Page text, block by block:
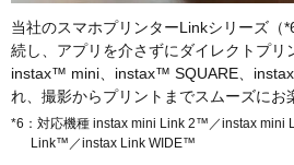
当社のスマホプリンターLinkシリーズ（
続し、アプリを介さずにダイレクトプリ
instax™ mini、instax™ SQUARE、
れ、撮影からプリントまでスムーズにお
*6：対応機種 instax mini Link 2™／instax mini
Link™／instax Link WIDE™